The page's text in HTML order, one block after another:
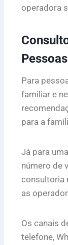
operadora
Para
familiar e
para a
Já para uma
número de
consultoria
as
Os canais
telefone,